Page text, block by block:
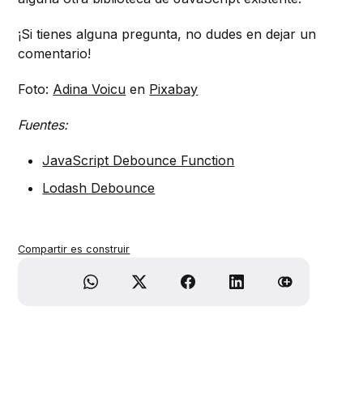
¡Si tienes alguna pregunta, no dudes en dejar un
comentario!
Foto: Adina Voicu en Pixabay
Fuentes:
JavaScript Debounce Function
Lodash Debounce
Compartir es construir